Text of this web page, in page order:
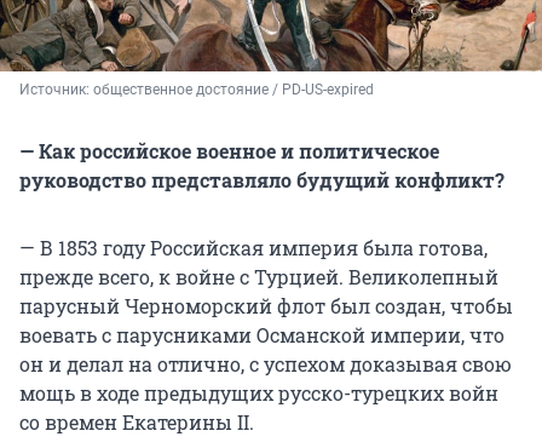
Источник: общественное достояние / PD-US-expired
— Как российское военное и политическое
руководство представляло будущий конфликт?
— В 1853 году Российская империя была готова,
прежде всего, к войне с Турцией. Великолепный
парусный Черноморский флот был создан, чтобы
воевать с парусниками Османской империи, что
он и делал на отлично, с успехом доказывая свою
мощь в ходе предыдущих русско-турецких войн
со времен Екатерины II.